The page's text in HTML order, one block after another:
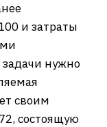
и затраты
нужно
своим
состоящую